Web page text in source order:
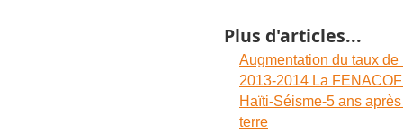
Plus d'articles...
Augmentation du taux
2013-2014 La
Haïti-Séisme-5 ans
terre